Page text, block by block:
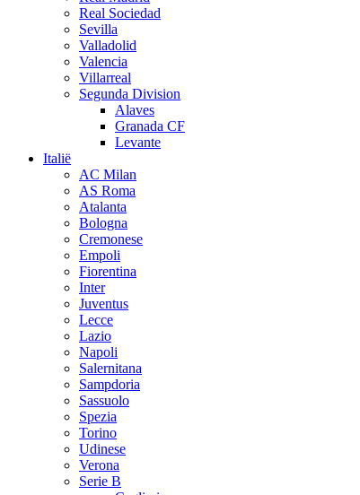
Real Sociedad
Sevilla
Valladolid
Valencia
Villarreal
Segunda Division
Alaves
Granada CF
Levante
Italië
AC Milan
AS Roma
Atalanta
Bologna
Cremonese
Empoli
Fiorentina
Inter
Juventus
Lecce
Lazio
Napoli
Salernitana
Sampdoria
Sassuolo
Spezia
Torino
Udinese
Verona
Serie B